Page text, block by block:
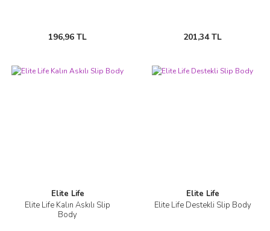
196,96 TL 201,34 TL
Elite Life
Elite Life Kalın Askılı Slip
Body
Elite Life
Elite Life Destekli Slip Body